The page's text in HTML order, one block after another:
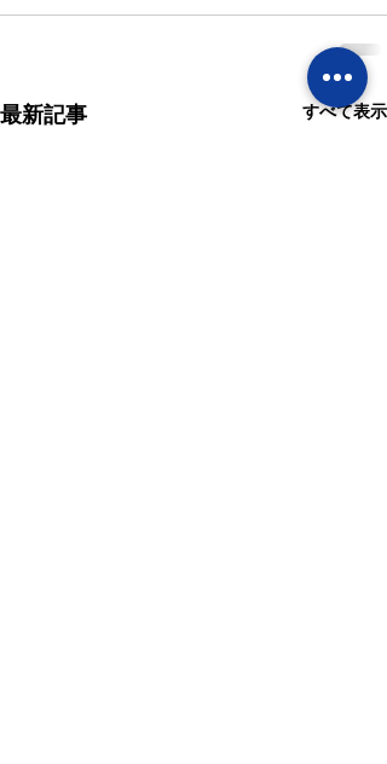
最新記事 すべて表示